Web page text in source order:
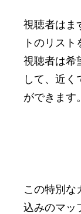
視聴者はま
トのリスト
視聴者は希
して、近く
ができます。
この特別な
込みのマッ